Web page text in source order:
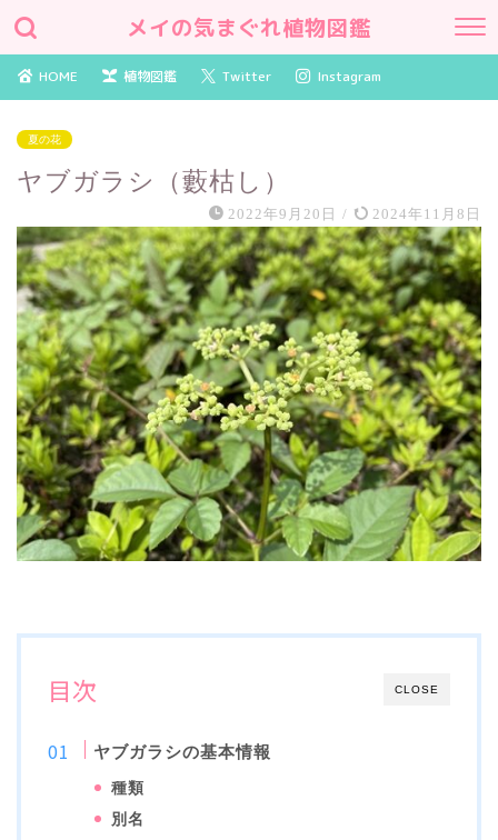
メイの気まぐれ植物図鑑
HOME 植物図鑑 Twitter Instagram
夏の花
ヤブガラシ（藪枯し）
2022年9月20日 / 2024年11月8日
CLOSE
目次
ヤブガラシの基本情報
種類
別名